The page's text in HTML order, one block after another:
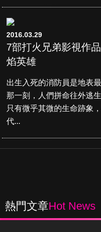
2016.03.29
7部打火兄弟影視作
焰英雄
出生入死的消防員是地表
那一刻，人們拼命往外逃
只有微乎其微的生命跡象
代...
熱門文章Hot News